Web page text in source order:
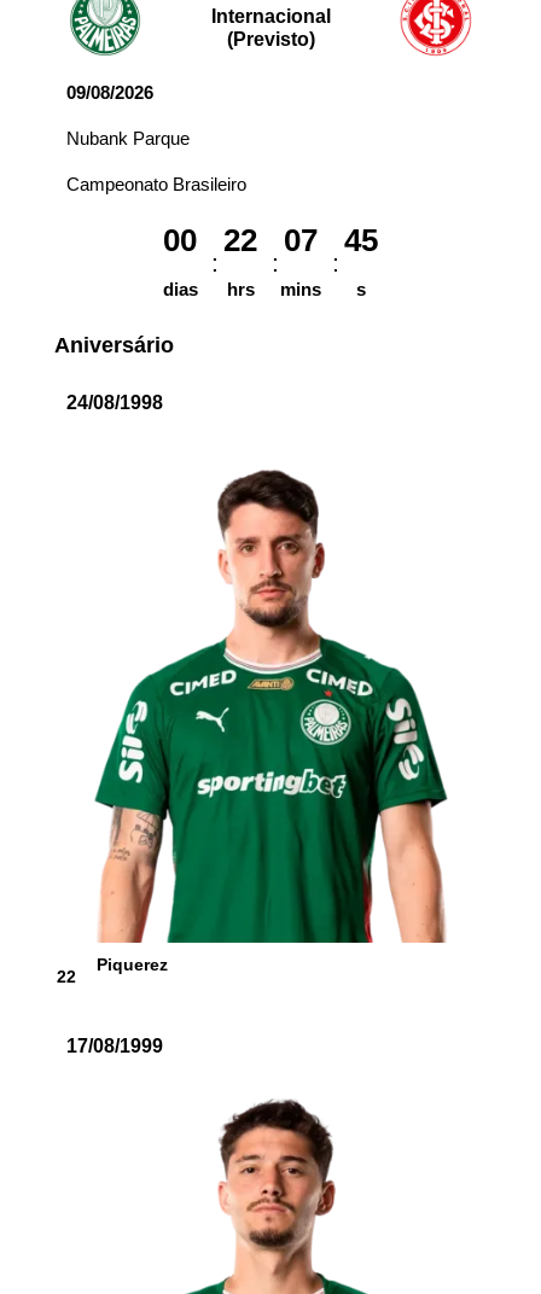
Internacional
(Previsto)
09/08/2026
Nubank Parque
Campeonato Brasileiro
00
dias
22
hrs
07
mins
45
s
Aniversário
24/08/1998
22
Piquerez
17/08/1999